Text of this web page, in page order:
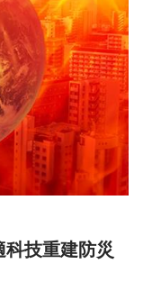
技重建防災